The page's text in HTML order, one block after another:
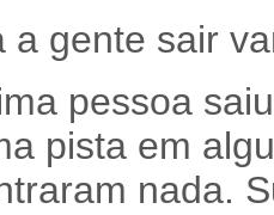
a gente sair
pessoa
pista em
nada.